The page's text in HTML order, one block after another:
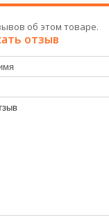
об этом товаре.
отзыв